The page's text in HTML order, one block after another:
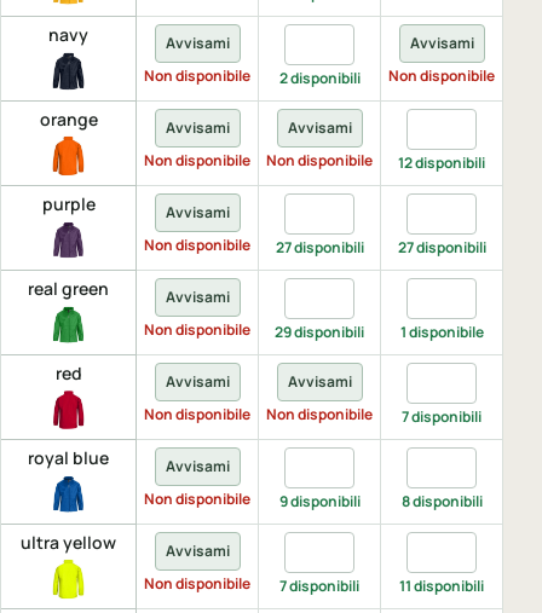
navy
Avvisami
Non disponibile
Quantita navy, 3-4
2 disponibili
Avvisami
Non disponibile
orange
Avvisami
Non disponibile
Avvisami
Non disponibile
12 disponibili
purple
Avvisami
Non disponibile
27 disponibili 27 disponibili
real green
Avvisami
Non disponibile
29 disponibili 1 disponibile
red
Avvisami
Non disponibile
Avvisami
Non disponibile
7 disponibili
royal blue
Avvisami
Non disponibile
9 disponibili 8 disponibili
ultra yellow
Avvisami
Non disponibile
7 disponibili 11 disponibili